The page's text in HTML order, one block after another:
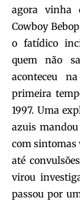
agora vinha
Cowboy
o fatídico
quem não
aconteceu
primeira
1997. Uma
azuis
com sintomas
até
virou
passou por